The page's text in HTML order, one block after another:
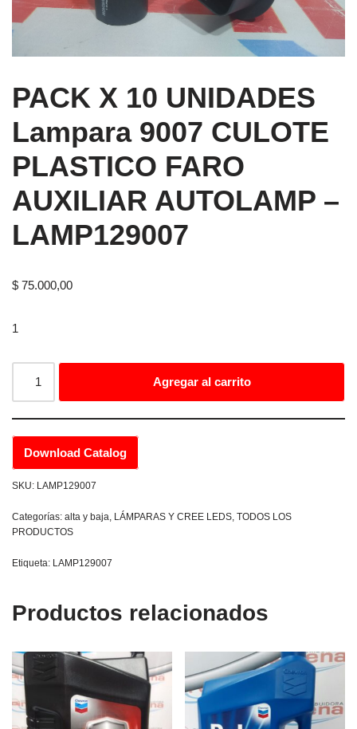
PACK X 10 UNIDADES
Lampara 9007 CULOTE
PLASTICO FARO
AUXILIAR AUTOLAMP –
LAMP129007
$ 75.000,00
1
Agregar al carrito
Download Catalog
SKU: LAMP129007
Categorías: alta y baja LÁMPARAS Y CREE LEDS TODOS LOS
PRODUCTOS
Etiqueta: LAMP129007
Productos relacionados